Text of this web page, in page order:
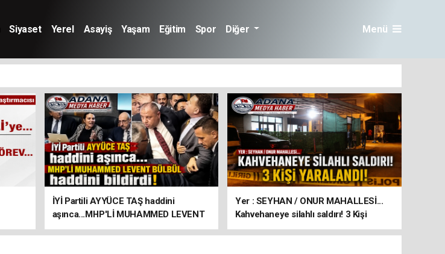
Siyaset Yerel Asayiş Yaşam Eğitim Spor Diğer Menü
İYİ Partili AYYÜCE TAŞ haddini
aşınca...MHP'Lİ MUHAMMED LEVENT
BÜLBÜL haddini bildirdi!
Yer : SEYHAN / ONUR MAHALLESİ...
Kahvehaneye silahlı saldırı! 3 Kişi
yaralandı!